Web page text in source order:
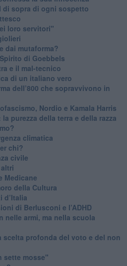
sopra di ogni sospetto
loro servitori"
dai mutaforma?
di Goebbels
e il mal-tecnico
di un italiano vero
dell’800 che sopravvivono in
Nordio e Kamala Harris
purezza della terra e della razza
climatica
chi?
civile
Medicane
della Cultura
d’Italia
di Berlusconi e l’ADHD
nelle armi, ma nella scuola
profonda del voto e del non
sette mosse"